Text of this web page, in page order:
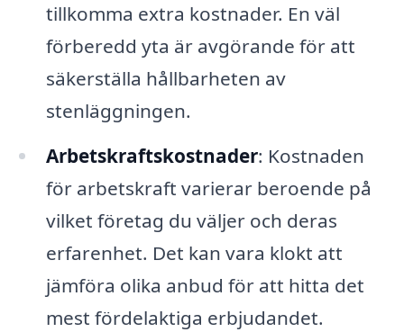
tillkomma extra kostnader. En väl
förberedd yta är avgörande för att
säkerställa hållbarheten av
stenläggningen.
Arbetskraftskostnader: Kostnaden
för arbetskraft varierar beroende på
vilket företag du väljer och deras
erfarenhet. Det kan vara klokt att
jämföra olika anbud för att hitta det
mest fördelaktiga erbjudandet.